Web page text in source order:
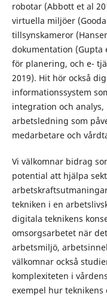
robotar (Abbott et al
virtuella miljöer
tillsynskameror
dokumentation (Gupta
för planering, och e-
2019). Hit hör också
informationssystem
integration och
arbetsledning som
medarbetare och
Vi välkomnar bidrag
potential att hjälpa
tekniken i en
digitala teknikens
omsorgsarbetet när
arbetsmiljö,
välkomnar också
komplexiteten i
exempel hur